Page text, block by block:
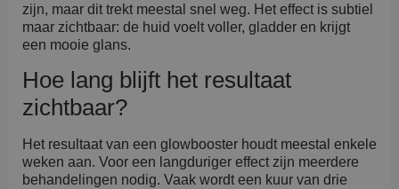
zijn, maar dit trekt meestal snel weg. Het effect is subtiel
maar zichtbaar: de huid voelt voller, gladder en krijgt
een mooie glans.
Hoe lang blijft het resultaat
zichtbaar?
Het resultaat van een glowbooster houdt meestal enkele
weken aan. Voor een langduriger effect zijn meerdere
behandelingen nodig. Vaak wordt een kuur van drie